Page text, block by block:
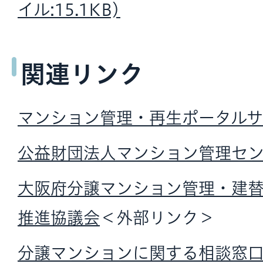
イル:15.1KB)
関連リンク
マンション管理・再生ポータル
公益財団法人マンション管理セ
大阪府分譲マンション管理・建
推進協議会 ＜外部リンク＞
分譲マンションに関する相談窓